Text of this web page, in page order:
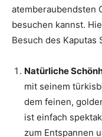
atemberaubendsten
besuchen kannst.
Besuch des Kaputas
Natürliche
mit seinem
dem feinen,
ist einfach
zum Entspannen